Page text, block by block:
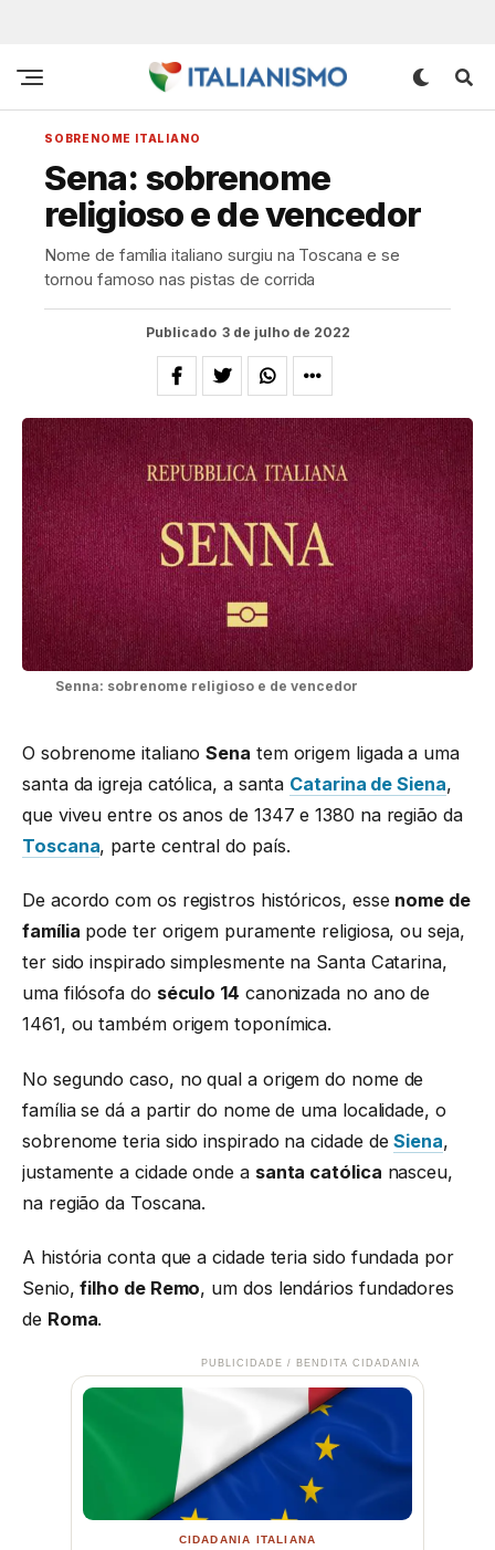
SOBRENOME ITALIANO
Sena: sobrenome
religioso e de vencedor
Nome de família italiano surgiu na Toscana e se
tornou famoso nas pistas de corrida
Publicado 3 de julho de 2022
Senna: sobrenome religioso e de vencedor
O sobrenome italianoSena tem origem ligada a uma
santa da igreja católica, a santa Catarina de Siena,
que viveu entre os anos de 1347 e 1380 na região da
Toscana, parte central do país.
De acordo com os registros históricos, esse nome de
família pode ter origem puramente religiosa, ou seja,
ter sido inspirado simplesmente na Santa Catarina,
uma filósofa do século 14 canonizada no ano de
1461, ou também origem toponímica.
No segundo caso, no qual a origem do nome de
família se dá a partir do nome de uma localidade, o
sobrenome teria sido inspirado na cidade deSiena,
justamente a cidade onde a santa católica nasceu,
na região da Toscana.
A história conta que a cidade teria sido fundada por
Senio,filho de Remo, um dos lendários fundadores
de Roma.
PUBLICIDADE / BENDITA CIDADANIA
CIDADANIA ITALIANA